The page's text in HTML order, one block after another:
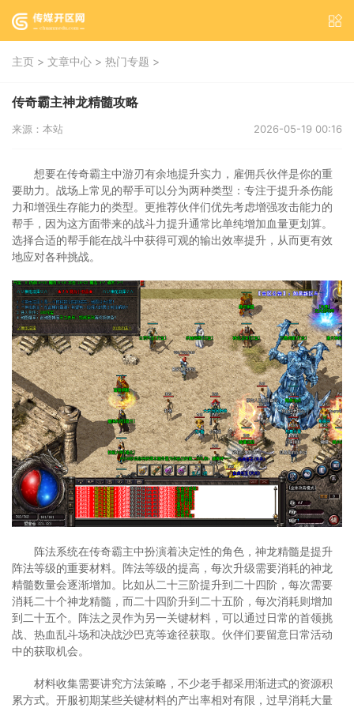
主页 > 文章中心 > 热门专题 >
传奇霸主神龙精髓攻略
来源：本站 2026-05-19 00:16
想要在传奇霸主中游刃有余地提升实力，雇佣兵伙伴是你的重
要助力。战场上常见的帮手可以分为两种类型：专注于提升杀伤能
力和增强生存能力的类型。更推荐伙伴们优先考虑增强攻击能力的
帮手，因为这方面带来的战斗力提升通常比单纯增加血量更划算。
选择合适的帮手能在战斗中获得可观的输出效率提升，从而更有效
地应对各种挑战。
阵法系统在传奇霸主中扮演着决定性的角色，神龙精髓是提升
阵法等级的重要材料。阵法等级的提高，每次升级需要消耗的神龙
精髓数量会逐渐增加。比如从二十三阶提升到二十四阶，每次需要
消耗二十个神龙精髓，而二十四阶升到二十五阶，每次消耗则增加
到二十五个。阵法之灵作为另一关键材料，可以通过日常的首领挑
战、热血乱斗场和决战沙巴克等途径获取。伙伴们要留意日常活动
中的获取机会。
材料收集需要讲究方法策略，不少老手都采用渐进式的资源积
累方式。开服初期某些关键材料的产出率相对有限，过早消耗大量